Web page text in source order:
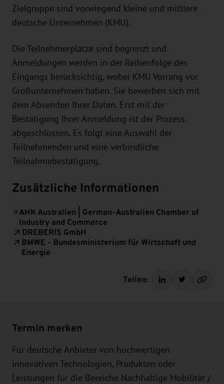
Zielgruppe sind vorwiegend kleine und mittlere
deutsche Unternehmen (KMU).
Die Teilnehmerplätze sind begrenzt und
Anmeldungen werden in der Reihenfolge des
Eingangs berücksichtig, wobei KMU Vorrang vor
Großunternehmen haben. Sie bewerben sich mit
dem Absenden Ihrer Daten. Erst mit der
Bestätigung Ihrer Anmeldung ist der Prozess
abgeschlossen. Es folgt eine Auswahl der
Teilnehmenden und eine verbindliche
Teilnahmebestätigung.
Zusätzliche Informationen
AHK Australien | German-Australien Chamber of
Industry and Commerce
DREBERIS GmbH
BMWE - Bundesministerium für Wirtschaft und
Energie
Teilen:
Termin merken
Für deutsche Anbieter von hochwertigen
innovativen Technologien, Produkten oder
Leistungen für die Bereiche Nachhaltige Mobilität /